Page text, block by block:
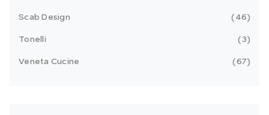
Scab Design 46
Tonelli 3
Veneta Cucine 67